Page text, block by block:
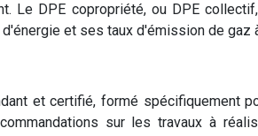
Le DPE copropriété, ou DPE
et ses taux d'émission de gaz
et certifié, formé spécifiquement
sur les travaux à